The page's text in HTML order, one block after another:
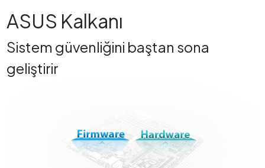
ASUS Kalkanı
Sistem güvenliğini baştan sona
geliştirir